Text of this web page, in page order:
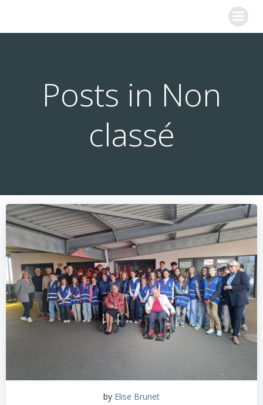
contenu
Posts in Non
classé
by Elise Brunet